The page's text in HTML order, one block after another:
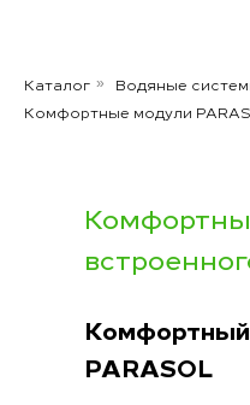
Каталог » Водяные
Комфортные модули
PARASOL